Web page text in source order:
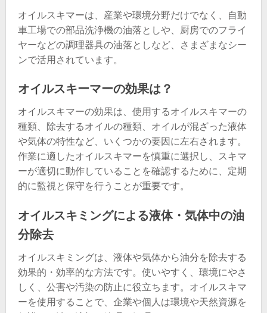
オイルスキマーは、産業や環境分野だけでなく、自動
車工場での部品洗浄機の油落としや、厨房でのフライ
ヤーなどの調理器具の油落としなど、さまざまなシー
ンで活用されています。
オイルスキーマーの効果は？
オイルスキマーの効果は、使用するオイルスキマーの
種類、除去するオイルの種類、オイルが混ざった液体
や気体の特性など、いくつかの要因に左右されます。
作業に適したオイルスキマーを慎重に選択し、スキマ
ーが適切に動作していることを確認するために、定期
的に監視と保守を行うことが重要です。
オイルスキミングによる液体・気体中の油
分除去
オイルスキミングは、液体や気体から油分を除去する
効果的・効率的な方法です。使いやすく、環境にやさ
しく、公害や汚染の防止に役立ちます。オイルスキマ
ーを使用することで、企業や個人は環境や天然資源を